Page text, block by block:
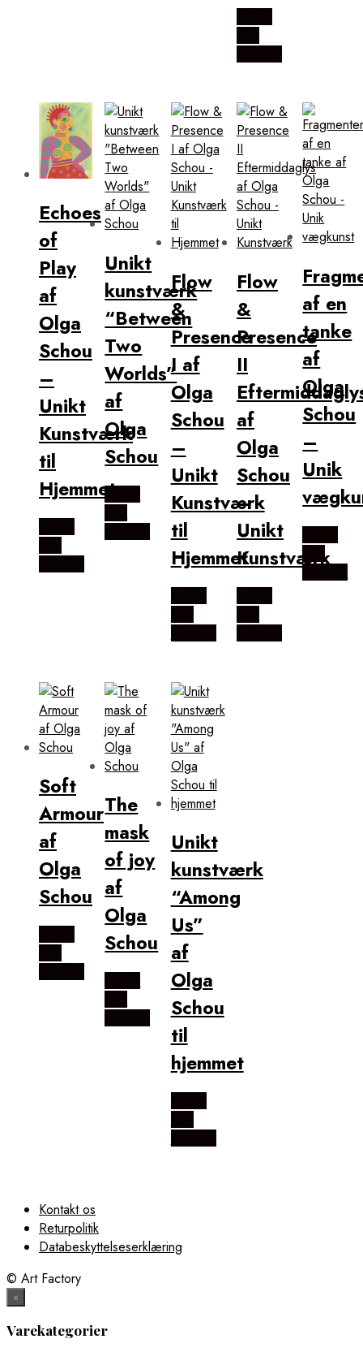
Echoes
of
Play
af
Olga
Schou
–
Unikt
Kunstværk
til
Hjemmet
Unikt
kunstværk
“Between
Two
Worlds”
af
Olga
Schou
Flow
&
Presence
I af
Olga
Schou
–
Unikt
Kunstværk
til
Hjemmet
Flow
&
Presence
II
af
Olga
Schou
–
Unikt
Kunstværk
af en
tanke
af
Olga
Schou
–
Unik
Hos
Soft
Armour
af
Olga
Schou
The
mask
of joy
af
Olga
Schou
Unikt
kunstværk
“Among
Us”
af
Olga
Schou
til
hjemmet
Kontakt os
Returpolitik
Databeskyttelseserklæring
© Art Factory
×
Varekategorier